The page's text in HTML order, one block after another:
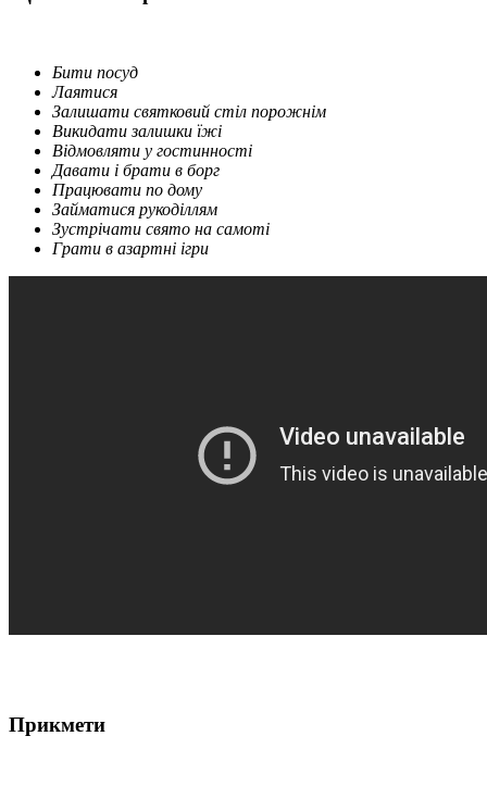
Бити посуд
Лаятися
Залишати святковий стіл порожнім
Викидати залишки їжі
Відмовляти у гостинності
Давати і брати в борг
Працювати по дому
Займатися рукоділлям
Зустрічати свято на самоті
Грати в азартні ігри
Прикмети